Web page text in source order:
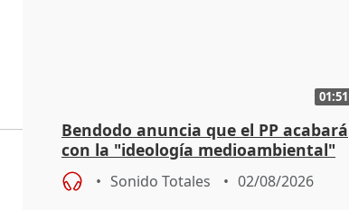
01:51
Bendodo anuncia que el PP acabará
con la "ideología medioambiental"
para regenerar las playas
Sonido Totales 02/08/2026